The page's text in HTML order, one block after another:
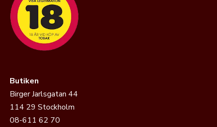
Butiken
Birger Jarlsgatan 44
114 29 Stockholm
08-611 62 70